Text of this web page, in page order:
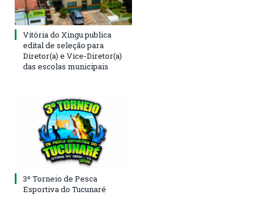
Vitória do Xingu publica
edital de seleção para
Diretor(a) e Vice-Diretor(a)
das escolas municipais
3º Torneio de Pesca
Esportiva do Tucunaré